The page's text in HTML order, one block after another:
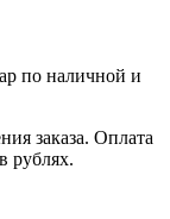
по наличной и
заказа. Оплата
рублях.